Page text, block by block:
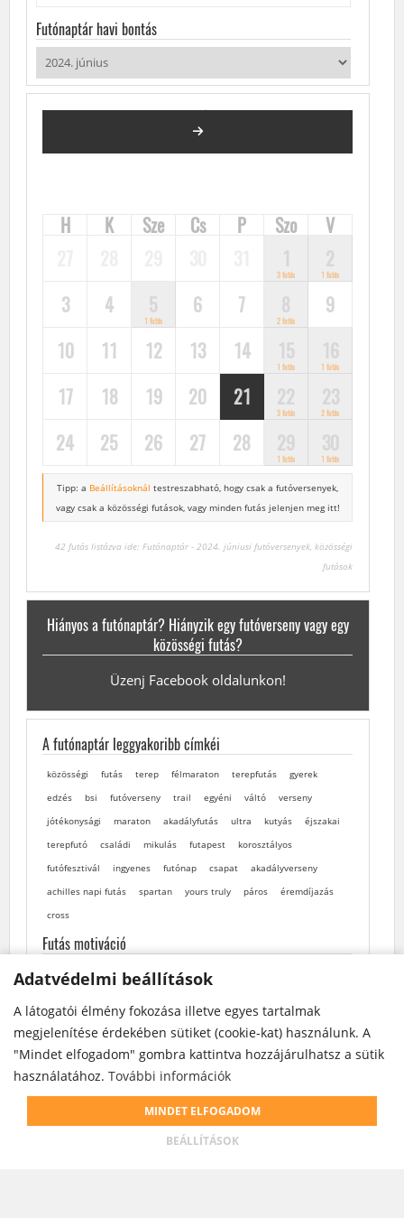
Adatvédelmi beállítások
A látogatói élmény fokozása illetve egyes tartalmak
megjelenítése érdekében sütiket (cookie-kat) használunk. A
"Mindet elfogadom" gombra kattintva hozzájárulhatsz a sütik
használatához. További információk
BEÁLLÍTÁSOK
MINDET ELFOGADOM
Futónaptár havi bontás
H K Sze Cs P Szo
V
3 futás 1 futás
3 4
1 futás
6 7
2 futás
9
10
11 12 13 14
1 futás 1 futás
17 18 19 20 21
3 futás 2 futás
24 25 26 27 28
1 futás 1 futás
Tipp: a Beállításoknál testreszabható, hogy csak a futóversenyek,
vagy csak a közösségi futások, vagy minden futás jelenjen meg itt!
42 futás listázva ide: Futónaptár - 2024. júniusi futóversenyek, közösségi
futások
Hiányos a futónaptár? Hiányzik egy futóverseny vagy egy
közösségi futás?
Üzenj Facebook oldalunkon!
A futónaptár leggyakoribb címkéi
közösségi futás terep félmaraton terepfutás
gyerek
edzés
bsi futóverseny trail egyéni váltó
verseny
jótékonysági
maraton akadályfutás ultra kutyás
éjszakai
terepfutó
családi mikulás futapest
korosztályos
futófesztivál
ingyenes futónap csapat
akadályverseny
achilles napi futás
spartan yours truly páros
éremdíjazás
cross
Futás motiváció
Adatvédelmi beállítások
A látogatói élmény fokozása illetve egyes tartalmak
megjelenítése érdekében sütiket (cookie-kat) használunk. A
"Mindet elfogadom" gombra kattintva hozzájárulhatsz a sütik
használatához. További információk
BEÁLLÍTÁSOK
MINDET ELFOGADOM
teljesebb körű szolgáltatást nyújthassunk.
ELFOGADOM